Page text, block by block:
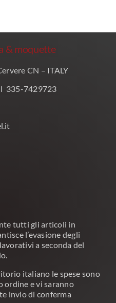
& moquette
CN – ITALY
335-7429723
tutti gli articoli in
l’evasione degli
a seconda del
italiano le spese sono
ordine e vi saranno
invio di conferma